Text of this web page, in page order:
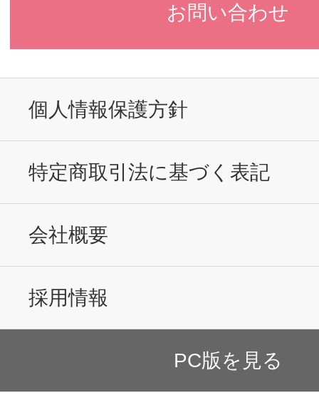
お問い合わせ
個人情報保護方針
特定商取引法に基づく表記
会社概要
採用情報
PC版を見る